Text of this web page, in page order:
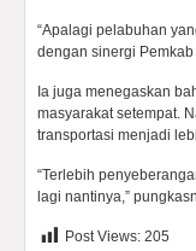
“Apalagi pelabuhan
dengan sinergi
Ia juga menegaskan
masyarakat setempat.
transportasi menjadi
“Terlebih
lagi nantinya,”
Post Views: 205